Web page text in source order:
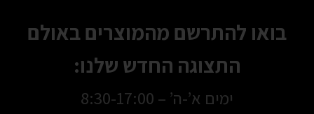
בואו להתרשם מהמוצרים באולם
התצוגה החדש שלנו:
ימים א’-ה’ – 8:30-17:00